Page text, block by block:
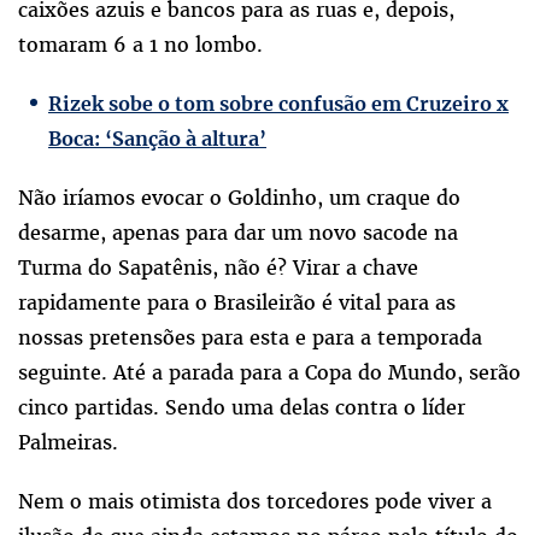
caixões azuis e bancos para as ruas e, depois,
tomaram 6 a 1 no lombo.
Rizek sobe o tom sobre confusão em Cruzeiro x
Boca: ‘Sanção à altura’
Não iríamos evocar o Goldinho, um craque do
desarme, apenas para dar um novo sacode na
Turma do Sapatênis, não é? Virar a chave
rapidamente para o Brasileirão é vital para as
nossas pretensões para esta e para a temporada
seguinte. Até a parada para a Copa do Mundo, serão
cinco partidas. Sendo uma delas contra o líder
Palmeiras.
Nem o mais otimista dos torcedores pode viver a